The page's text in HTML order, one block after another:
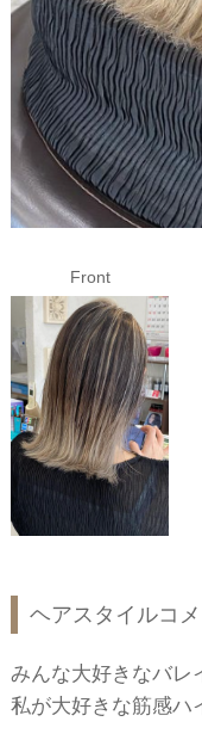
Front
ヘアスタイルコメ
みんな大好きなバレ
私が大好きな筋感ハ